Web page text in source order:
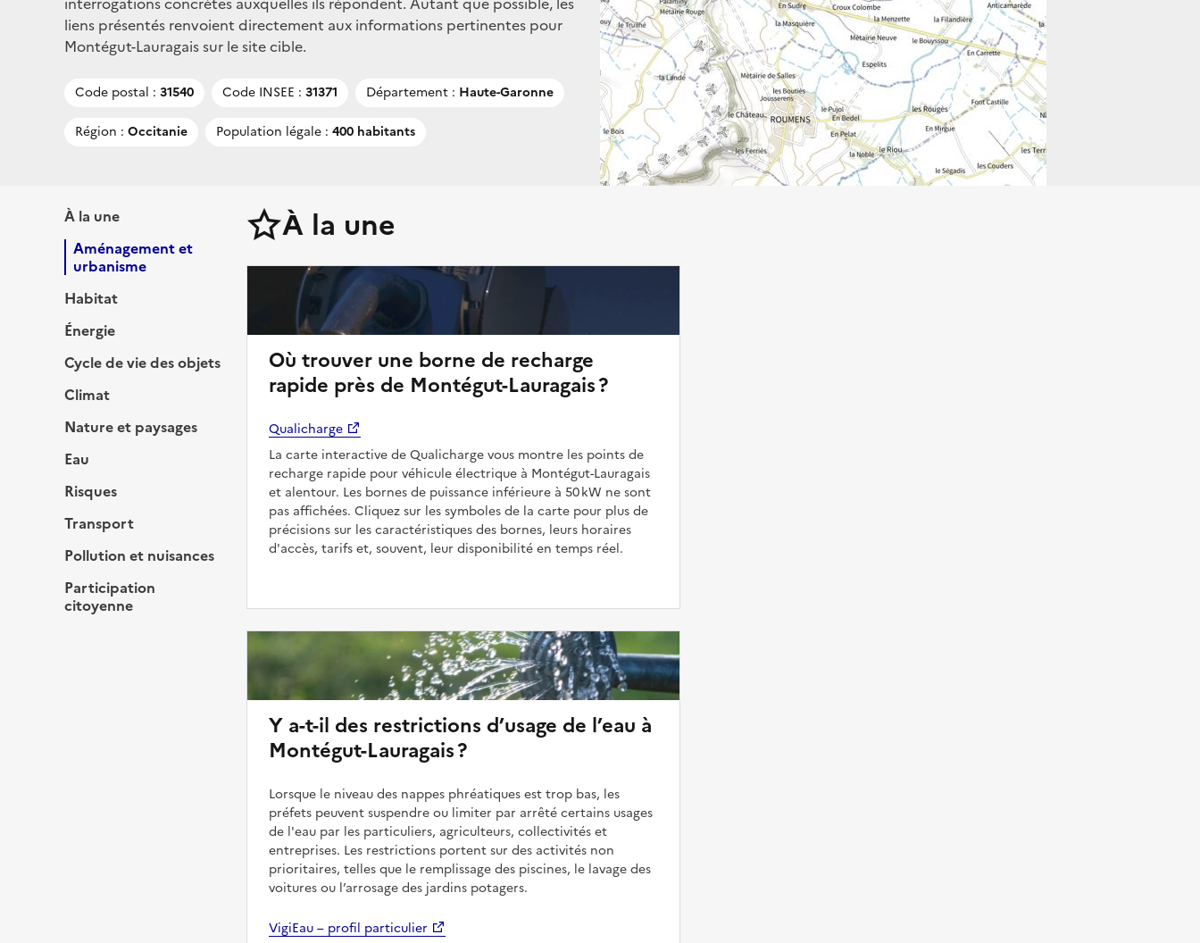
liens présentés renvoient directement aux informations pertinentes pour
Montégut-Lauragais sur le site cible.
Code postal : 31540 Code INSEE : 31371 Département : Haute-Garonne
Région : Occitanie Population légale : 400 habitants
À la une
Aménagement et
urbanisme
Habitat
Énergie
Cycle de vie des objets
Climat
Nature et paysages
Eau
Risques
Transport
Pollution et nuisances
Participation
citoyenne
À la une
Où trouver une borne de recharge
rapide près de Montégut-Lauragais ?
Qualicharge
La carte interactive de Qualicharge vous montre les points de
recharge rapide pour véhicule électrique à Montégut-Lauragais
et alentour. Les bornes de puissance inférieure à 50 kW ne sont
pas affichées. Cliquez sur les symboles de la carte pour plus de
précisions sur les caractéristiques des bornes, leurs horaires
d'accès, tarifs et, souvent, leur disponibilité en temps réel.
Y a-t-il des restrictions d’usage de l’eau à
Montégut-Lauragais ?
Lorsque le niveau des nappes phréatiques est trop bas, les
préfets peuvent suspendre ou limiter par arrêté certains usages
de l'eau par les particuliers, agriculteurs, collectivités et
entreprises. Les restrictions portent sur des activités non
prioritaires, telles que le remplissage des piscines, le lavage des
voitures ou l’arrosage des jardins potagers.
VigiEau – profil particulier